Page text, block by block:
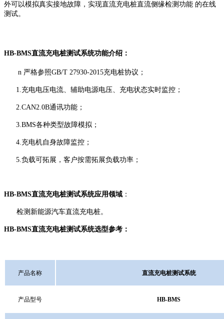
外可以模拟真实接地故障 ， 实现直流充电桩直流侧缘检测功能 的在线
测试。
HB-BMS直流充电桩测试系统功能介绍：
n 严格参照GB/T 27930-2015充电桩协议；
1.充电电压电流、辅助电源电压、充电状态实时监控；
2.CAN2.0B通讯功能；
3.BMS各种类型故障模拟；
4.充电机自身故障监控；
5.负载可拓展，客户按需拓展负载功率；
HB-BMS直流充电桩测试系统应用领域 ：
检测 新能源汽车直流充电桩。
HB-BMS直流充电桩测试系统选型参考：
产品名称 直流充电桩测试系统
产品型号 HB-BMS